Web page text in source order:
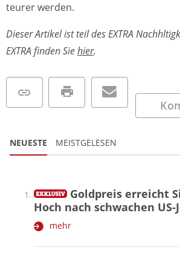
teurer werden.
Dieser Artikel ist teil des EXTRA
EXTRA finden Siehier.
NEUESTE MEISTGELESEN
Goldpreis erreicht
Hoch nach schwachen US-
mehr